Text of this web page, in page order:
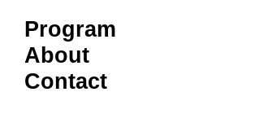
Program
About
Contact